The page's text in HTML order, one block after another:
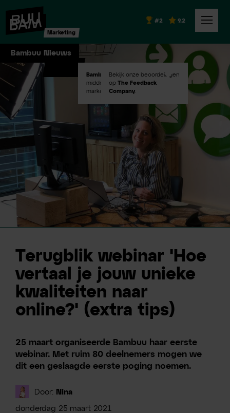
Marketing
#2
Bambuu #2in Emerce100
middelgroot digital
marketingbureaus!
9.2
Bekijk onze beoordelingen
opThe Feedback
Company.
Bambuu Nieuws
Terugblik webinar 'Hoe
vertaal je jouw unieke
kwaliteiten naar
online?' (extra tips)
25 maart organiseerde Bambuu haar eerste
webinar. Met ruim 80 deelnemers mogen we
dit een geslaagde eerste poging noemen.
Door: Nina
donderdag 25 maart 2021